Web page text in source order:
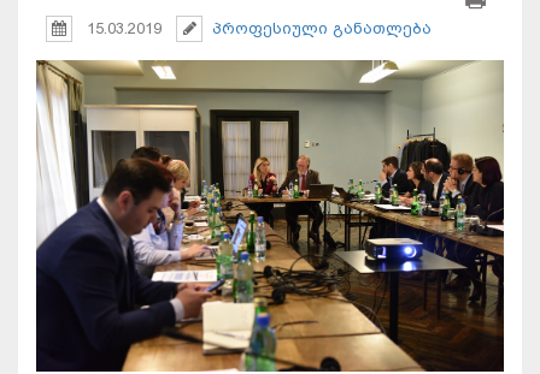
15.03.2019 პროფესიული განათლება